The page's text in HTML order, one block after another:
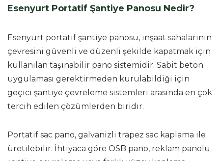
Esenyurt Portatif Şantiye Panosu Nedir?
Esenyurt portatif şantiye panosu, inşaat sahalarının
çevresini güvenli ve düzenli şekilde kapatmak için
kullanılan taşınabilir pano sistemidir. Sabit beton
uygulaması gerektirmeden kurulabildiği için
geçici şantiye çevreleme sistemleri arasında en çok
tercih edilen çözümlerden biridir.
Portatif sac pano, galvanizli trapez sac kaplama ile
üretilebilir. İhtiyaca göre OSB pano, reklam panolu